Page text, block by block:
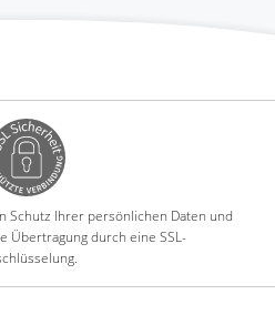
Schutz Ihrer persönlichen Daten und
Übertragung durch eine SSL-